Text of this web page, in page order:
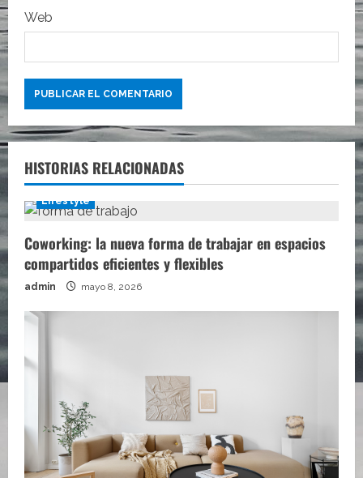
s
Web
HISTORIAS RELACIONADAS
Lifestyle
Coworking: la nueva forma de trabajar en espacios
compartidos eficientes y flexibles
admin mayo 8, 2026